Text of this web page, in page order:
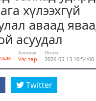
хүлээхгүй
аваад
асуудал
Ангилал
Улс төр
Огноо
2026-05-13 10:54:00
Twitter